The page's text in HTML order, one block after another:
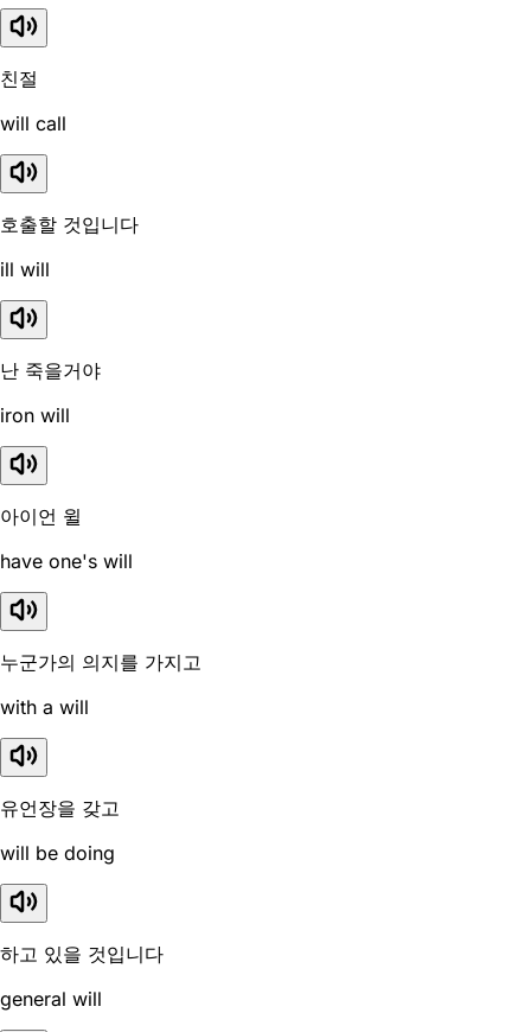
친절
will call
호출할 것입니다
ill will
난 죽을거야
iron will
아이언 윌
have one's will
누군가의 의지를 가지고
with a will
유언장을 갖고
will be doing
하고 있을 것입니다
general will